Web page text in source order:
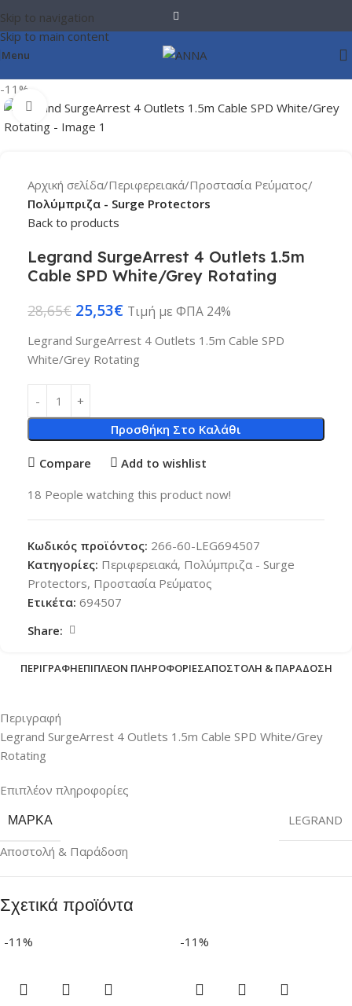
Skip to navigation
Skip to main content
Menu
-11%
Click to enlarge
Αρχική σελίδα Περιφερειακά Προστασία Ρεύματος
Πολύμπριζα - Surge Protectors
Back to products
Legrand SurgeArrest 4 Outlets 1.5m
Cable SPD White/Grey Rotating
28,65€ 25,53€ Τιμή με ΦΠΑ 24%
Legrand SurgeArrest 4 Outlets 1.5m Cable SPD
White/Grey Rotating
Προσθήκη Στο Καλάθι
Compare Add to wishlist
18 People watching this product now!
Κωδικός προϊόντος: 266-60-LEG694507
Κατηγορίες: Περιφερειακά, Πολύμπριζα - Surge
Protectors, Προστασία Ρεύματος
Ετικέτα: 694507
Share:
ΠΕΡΙΓΡΑΦΉΕΠΙΠΛΈΟΝ ΠΛΗΡΟΦΟΡΊΕΣΑΠΟΣΤΟΛΉ & ΠΑΡΆΔΟΣΗ
Περιγραφή
Legrand SurgeArrest 4 Outlets 1.5m Cable SPD White/Grey
Rotating
Επιπλέον πληροφορίες
ΜΆΡΚΑ
LEGRAND
Αποστολή & Παράδοση
Σχετικά προϊόντα
-11% -11%